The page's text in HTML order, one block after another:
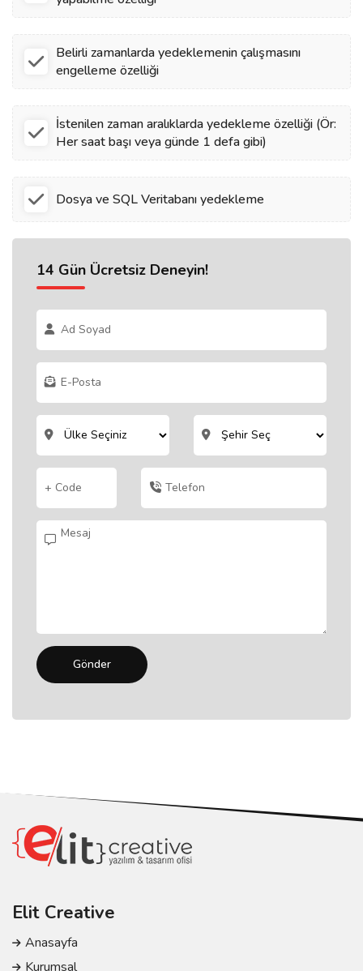
Belirli zamanlarda yedeklemenin çalışmasını
engelleme özelliği
İstenilen zaman aralıklarda yedekleme özelliği (Ör:
Her saat başı veya günde 1 defa gibi)
Dosya ve SQL Veritabanı yedekleme
14 Gün Ücretsiz Deneyin!
Gönder
Elit Creative
Anasayfa
Kurumsal